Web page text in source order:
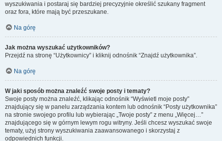
wyszukiwania i postaraj się bardziej precyzyjnie określić szukany fragment
oraz fora, które mają być przeszukane.
Na górę
Jak można wyszukać użytkowników?
Przejdź na stronę “Użytkownicy” i kliknij odnośnik “Znajdź użytkownika”.
Na górę
W jaki sposób można znaleźć swoje posty i tematy?
Swoje posty można znaleźć, klikając odnośnik “Wyświetl moje posty”
znajdujący się w panelu zarządzania kontem lub odnośnik “Posty użytkownika”
na stronie swojego profilu lub wybierając „Twoje posty” z menu „Więcej…”
znajdującego się w górnym lewym rogu witryny. Jeśli chcesz wyszukać swoje
tematy, użyj strony wyszukiwania zaawansowanego i skorzystaj z
odpowiednich funkcji.